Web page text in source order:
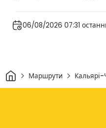
06/08/2026 07:31
Дім Маршрути Кальярі-